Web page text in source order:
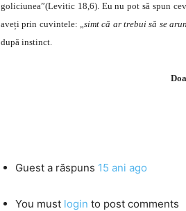
goliciunea”(Levitic 18,6). Eu nu pot să spun
aveți prin cuvintele: „simt că ar trebui să se
după instinct.
Guest a răspuns 15 ani ago
You must login to post comments